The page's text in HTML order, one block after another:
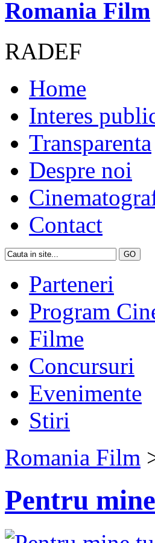
Romania Film
RADEF
Home
Interes
Transparenta
Despre noi
Contact
Parteneri
Program
Filme
Concursuri
Evenimente
Stiri
Romania Film
Pentru